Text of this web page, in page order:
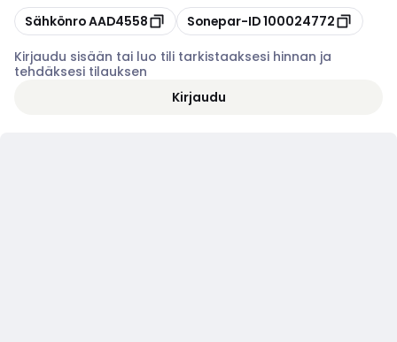
Kopioi
SähkönroAAD4558 Kopioi
Sonepar-ID100024772
Kirjaudu sisään tai luo tili tarkistaaksesi hinnan ja
tehdäksesi tilauksen
Kirjaudu